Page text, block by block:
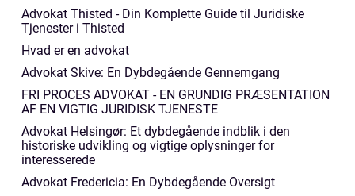
Advokat Thisted - Din Komplette Guide til Juridiske
Tjenester i Thisted
Hvad er en advokat
Advokat Skive: En Dybdegående Gennemgang
FRI PROCES ADVOKAT - EN GRUNDIG PRÆSENTATION
AF EN VIGTIG JURIDISK TJENESTE
Advokat Helsingør: Et dybdegående indblik i den
historiske udvikling og vigtige oplysninger for
interesserede
Advokat Fredericia: En Dybdegående Oversigt